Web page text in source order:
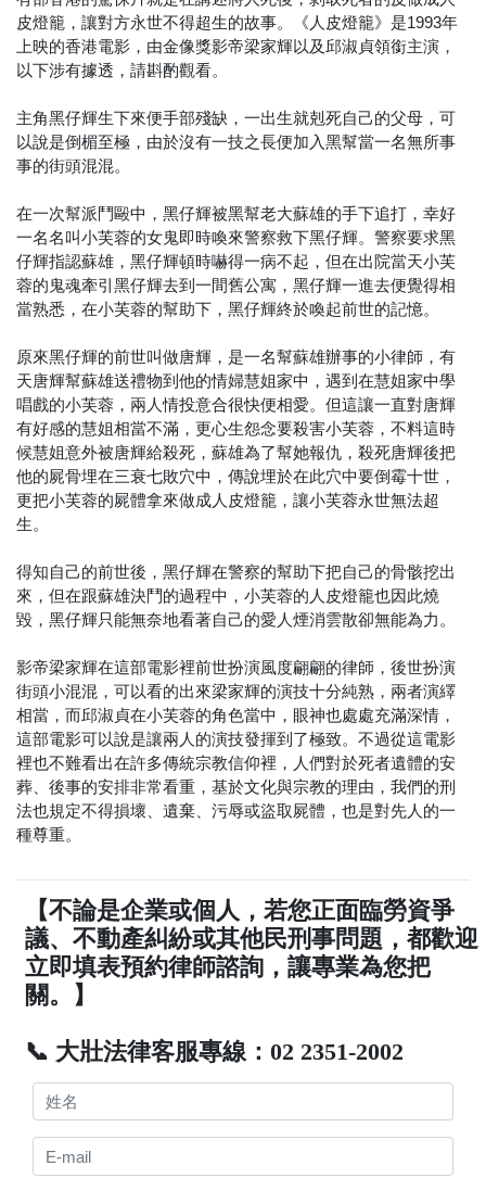
皮燈籠，讓對方永世不得超生的故事。《人皮燈籠》是1993年
上映的香港電影，由金像獎影帝梁家輝以及邱淑貞領銜主演，
以下涉有據透，請斟酌觀看。
主角黑仔輝生下來便手部殘缺，一出生就剋死自己的父母，可
以說是倒楣至極，由於沒有一技之長便加入黑幫當一名無所事
事的街頭混混。
在一次幫派鬥毆中，黑仔輝被黑幫老大蘇雄的手下追打，幸好
一名名叫小芙蓉的女鬼即時喚來警察救下黑仔輝。警察要求黑
仔輝指認蘇雄，黑仔輝頓時嚇得一病不起，但在出院當天小芙
蓉的鬼魂牽引黑仔輝去到一間舊公寓，黑仔輝一進去便覺得相
當熟悉，在小芙蓉的幫助下，黑仔輝終於喚起前世的記憶。
原來黑仔輝的前世叫做唐輝，是一名幫蘇雄辦事的小律師，有
天唐輝幫蘇雄送禮物到他的情婦慧姐家中，遇到在慧姐家中學
唱戲的小芙蓉，兩人情投意合很快便相愛。但這讓一直對唐輝
有好感的慧姐相當不滿，更心生怨念要殺害小芙蓉，不料這時
候慧姐意外被唐輝給殺死，蘇雄為了幫她報仇，殺死唐輝後把
他的屍骨埋在三衰七敗穴中，傳說埋於在此穴中要倒霉十世，
更把小芙蓉的屍體拿來做成人皮燈籠，讓小芙蓉永世無法超
生。
得知自己的前世後，黑仔輝在警察的幫助下把自己的骨骸挖出
來，但在跟蘇雄決鬥的過程中，小芙蓉的人皮燈籠也因此燒
毀，黑仔輝只能無奈地看著自己的愛人煙消雲散卻無能為力。
影帝梁家輝在這部電影裡前世扮演風度翩翩的律師，後世扮演
街頭小混混，可以看的出來梁家輝的演技十分純熟，兩者演繹
相當，而邱淑貞在小芙蓉的角色當中，眼神也處處充滿深情，
這部電影可以說是讓兩人的演技發揮到了極致。不過從這電影
裡也不難看出在許多傳統宗教信仰裡，人們對於死者遺體的安
葬、後事的安排非常看重，基於文化與宗教的理由，我們的刑
法也規定不得損壞、遺棄、污辱或盜取屍體，也是對先人的一
種尊重。
【不論是企業或個人，若您正面臨勞資爭
議、不動產糾紛或其他民刑事問題，都歡迎
立即填表預約律師諮詢，讓專業為您把
關。】
📞 大壯法律客服專線：02 2351-2002